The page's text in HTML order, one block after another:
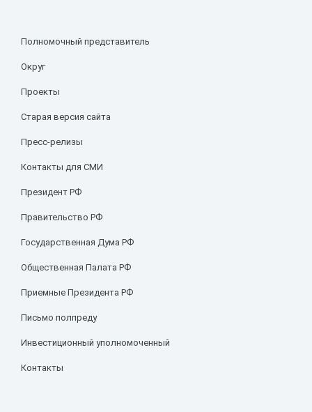
Полномочный представитель
Округ
Проекты
Старая версия сайта
Пресс-релизы
Контакты для СМИ
Президент РФ
Правительство РФ
Государственная Дума РФ
Общественная Палата РФ
Приемные Президента РФ
Письмо полпреду
Инвестиционный уполномоченный
Контакты